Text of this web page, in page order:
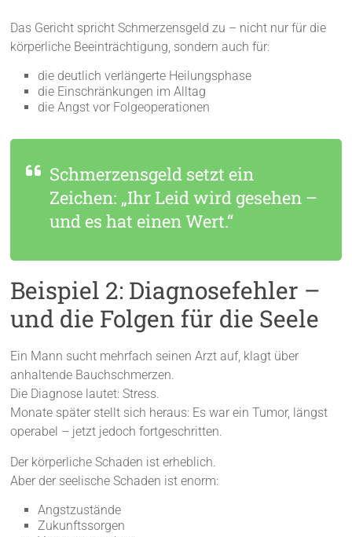
Das Gericht spricht Schmerzensgeld zu – nicht nur für die
körperliche Beeinträchtigung, sondern auch für:
die deutlich verlängerte Heilungsphase
die Einschränkungen im Alltag
die Angst vor Folgeoperationen
Schmerzensgeld setzt ein
Zeichen: „Ihr Leid wird gesehen –
und es hat einen Wert.“
Beispiel 2: Diagnosefehler –
und die Folgen für die Seele
Ein Mann sucht mehrfach seinen Arzt auf, klagt über
anhaltende Bauchschmerzen.
Die Diagnose lautet: Stress.
Monate später stellt sich heraus: Es war ein Tumor, längst
operabel – jetzt jedoch fortgeschritten.
Der körperliche Schaden ist erheblich.
Aber der seelische Schaden ist enorm:
Angstzustände
Zukunftssorgen